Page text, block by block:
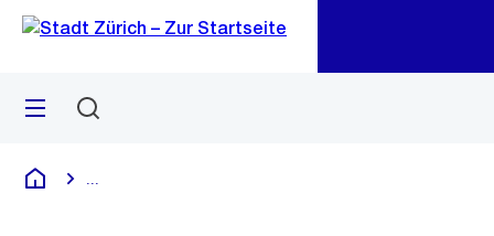
Navigation
Sprunglink
Menü
Deutsch